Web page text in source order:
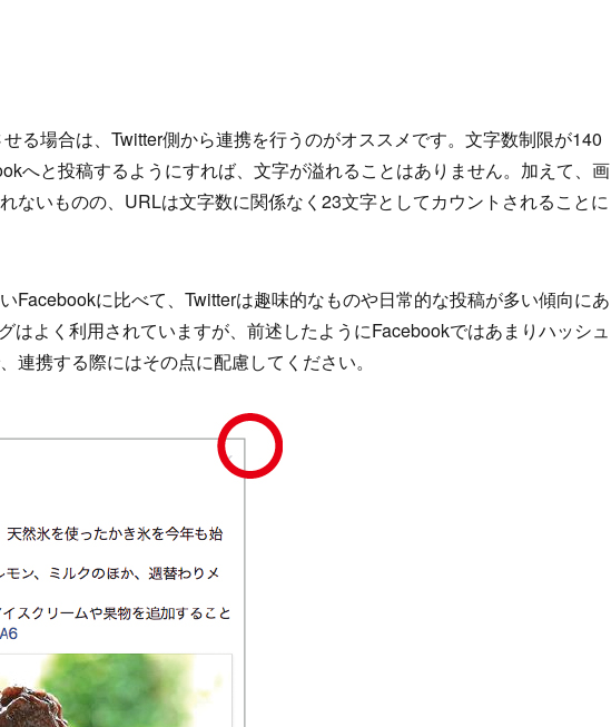
る場合は、Twitter側から連携を行うのがオススメです。文字数制限が140
へと投稿するようにすれば、文字が溢れることはありません。加えて、画
ないものの、URLは文字数に関係なく23文字としてカウントされることに
Facebookに比べて、Twitterは趣味的なものや日常的な投稿が多い傾向にあ
はよく利用されていますが、前述したようにFacebookではあまりハッシュ
連携する際にはその点に配慮してください。